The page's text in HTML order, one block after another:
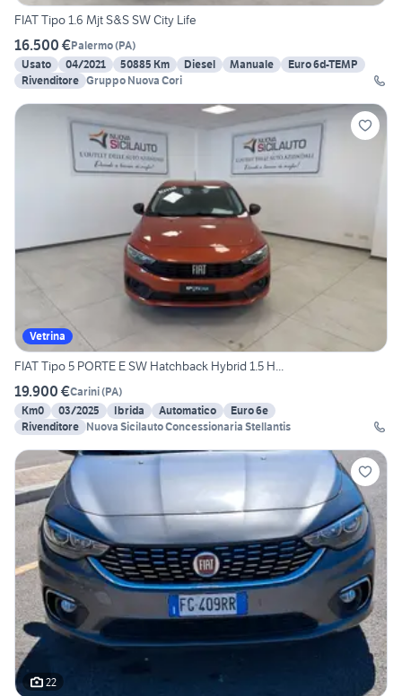
FIAT Tipo 1.6 Mjt S&S SW City Life
16.500 €Palermo(PA)
Usato
04/2021 50885 Km Diesel Manuale
Euro 6d-TEMP
Rivenditore Gruppo Nuova Cori
Vetrina
FIAT Tipo 5 PORTE E SW Hatchback Hybrid 1.5 H...
19.900 €Carini(PA)
Km0
03/2025 Ibrida Automatico
Euro 6e
Rivenditore Nuova Sicilauto Concessionaria Stellantis
22